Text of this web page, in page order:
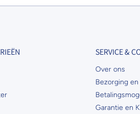
SERVICE &
Over ons
Bezorging
Garantie en